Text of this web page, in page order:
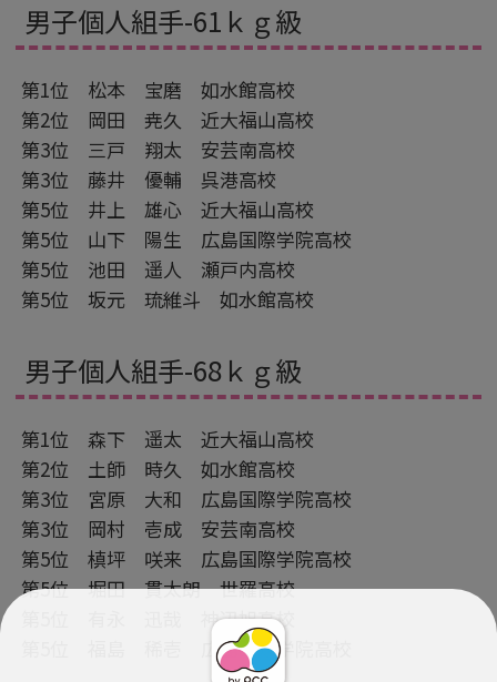
男子個人組手-61ｋｇ級
第1位 松本 宝磨 如水館高校
第2位 岡田 尭久 近大福山高校
第3位 三戸 翔太 安芸南高校
第3位 藤井 優輔 呉港高校
第5位 井上 雄心 近大福山高校
第5位 山下 陽生 広島国際学院高校
第5位 池田 遥人 瀬戸内高校
第5位 坂元 琉維斗 如水館高校
男子個人組手-68ｋｇ級
第1位 森下 遥太 近大福山高校
第2位 土師 時久 如水館高校
第3位 宮原 大和 広島国際学院高校
第3位 岡村 壱成 安芸南高校
第5位 槙坪 咲来 広島国際学院高校
第5位 堀田 貫太朗 世羅高校
第5位 有永 迅哉 神辺旭高校
第5位 福島 稀壱 広島国際学院高校